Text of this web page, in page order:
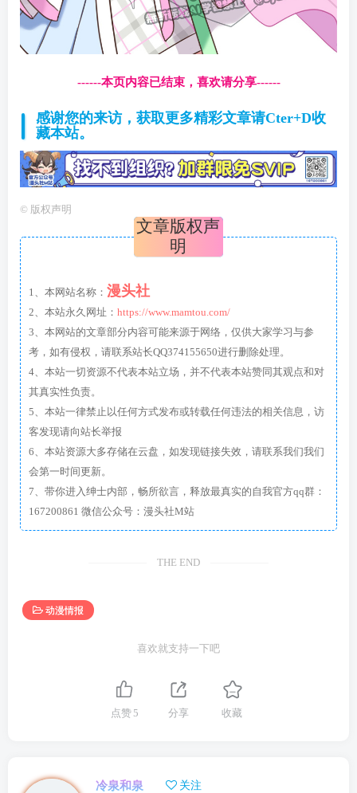
------本页内容已结束，喜欢请分享------
感谢您的来访，获取更多精彩文章请Cter+D收
藏本站。
© 版权声明
文章版权声
明
1、本网站名称： 漫头社
2、本站永久网址： https://www.mamtou.com/
3、本网站的文章部分内容可能来源于网络，仅供大家学习与参
考，如有侵权，请联系站长QQ374155650进行删除处理。
4、本站一切资源不代表本站立场，并不代表本站赞同其观点和对
其真实性负责。
5、本站一律禁止以任何方式发布或转载任何违法的相关信息，访
客发现请向站长举报
6、本站资源大多存储在云盘，如发现链接失效，请联系我们我们
会第一时间更新。
7、带你进入绅士内部，畅所欲言，释放最真实的自我官方qq群：
167200861 微信公众号：漫头社M站
THE END
动漫情报
喜欢就支持一下吧
点赞 5 分享 收藏
冷泉和泉 关注